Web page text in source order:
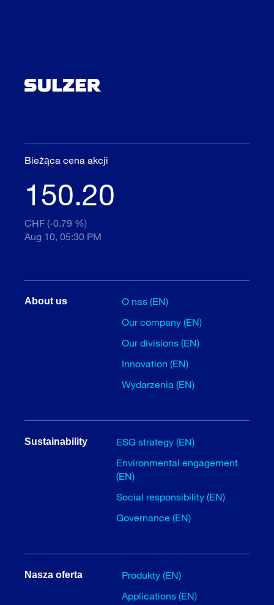
Bieżąca cena akcji
150.20
CHF (-0.79 %)
Aug 10, 05:30 PM
About us
O nas (EN)
Our company (EN)
Our divisions (EN)
Innovation (EN)
Wydarzenia (EN)
Sustainability
ESG strategy (EN)
Environmental engagement
(EN)
Social responsibility (EN)
Governance (EN)
Nasza oferta
Produkty (EN)
Applications (EN)